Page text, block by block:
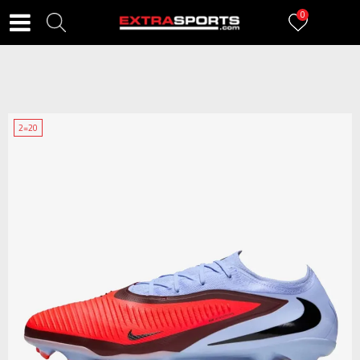
0
2=20